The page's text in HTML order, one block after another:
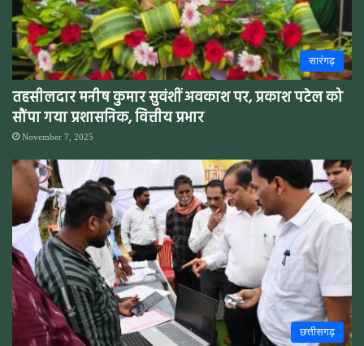
सारंगढ़
तहसीलदार मनीष कुमार सुवंशीं अवकाश पर, प्रकाश पटेल को
सौंपा गया प्रशासनिक, वित्तीय प्रभार
November 7, 2025
छत्तीसगढ़